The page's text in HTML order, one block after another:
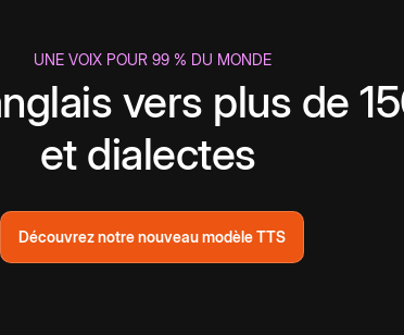
UNE VOIX POUR 99 % DU MONDE
vers plus de
et dialectes
Découvrez notre nouveau modèle TTS